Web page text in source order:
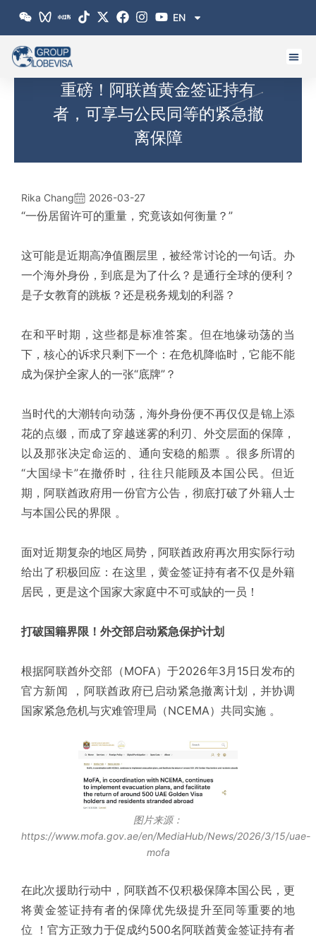
EN
重磅！阿联酋黄金签证持有
者，可享与公民同等的紧急撤
离保障
Rika Chang 2026-03-27
“一份居留许可的重量，究竟该如何衡量？”
这可能是近期高净值圈层里，被经常讨论的一句话。办
一个海外身份，到底是为了什么？是通行全球的便利？
是子女教育的跳板？还是税务规划的利器？
在和平时期，这些都是标准答案。但在地缘动荡的当
下，核心的诉求只剩下一个：在危机降临时，它能不能
成为保护全家人的一张“底牌”？
当时代的大潮转向动荡，海外身份便不再仅仅是锦上添
花的点缀，而成了穿越迷雾的利刃、外交层面的保障，
以及那张决定命运的、通向安稳的船票 。很多所谓的
“大国绿卡”在撤侨时，往往只能顾及本国公民。但近
期，阿联酋政府用一份官方公告，彻底打破了外籍人士
与本国公民的界限 。
面对近期复杂的地区局势，阿联酋政府再次用实际行动
给出了积极回应：在这里，黄金签证持有者不仅是外籍
居民，更是这个国家大家庭中不可或缺的一员！
打破国籍界限！外交部启动紧急保护计划
根据阿联酋外交部（MOFA）于2026年3月15日发布的
官方新闻 ，阿联酋政府已启动紧急撤离计划，并协调
国家紧急危机与灾难管理局（NCEMA）共同实施 。
图片来源：
https://www.mofa.gov.ae/en/MediaHub/News/2026/3/15/uae-
mofa
在此次援助行动中，阿联酋不仅积极保障本国公民，更
将黄金签证持有者的保障优先级提升至同等重要的地
位 ！官方正致力于促成约500名阿联酋黄金签证持有者